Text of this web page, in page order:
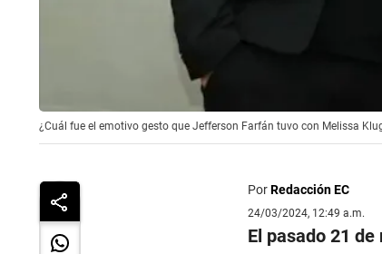
¿Cuál fue el emotivo gesto que Jefferson Farfán tuvo con Melissa
PorRedacción EC
24/03/2024, 12:49 a.m.
El pasado 21 de